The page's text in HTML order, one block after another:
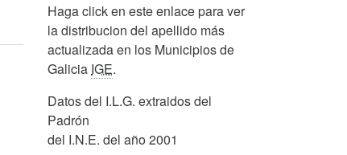
Haga click en este enlace para ver
la distribucion del apellido más
actualizada en los Municipios de
Galicia IGE.
Datos del I.L.G. extraidos del
Padrón
del I.N.E. del año 2001